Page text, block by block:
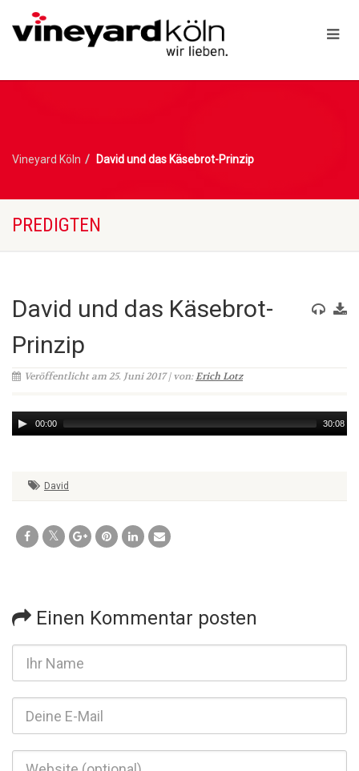
Vineyard Köln David und das Käsebrot-Prinzip
PREDIGTEN
David und das Käsebrot-
Prinzip
Veröffentlicht am 25. Juni 2017 | von:Erich Lotz
Audio
Player
00:00 30:08
David
Einen Kommentar posten